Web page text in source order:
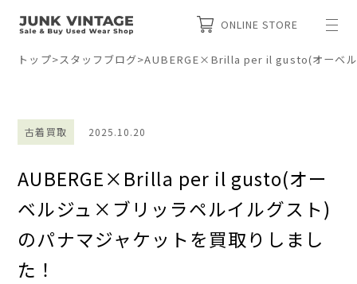
ONLINE STORE
トップ>スタッフブログ>AUBERGE×Brilla per il gusto(オーベル
古着買取 2025.10.20
AUBERGE×Brilla per il gusto(オー
ベルジュ×ブリッラペルイルグスト)
のパナマジャケットを買取りしまし
た！